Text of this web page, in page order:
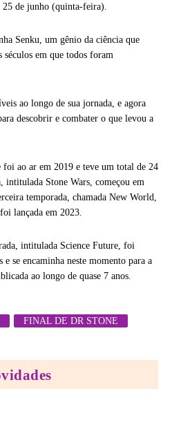
de junho (quinta-feira).
Senku, um gênio da ciência que
séculos em que todos foram
ao longo de sua jornada, e agora
descobrir e combater o que levou a
ao ar em 2019 e teve um total de 24
intitulada Stone Wars, começou em
temporada, chamada New World,
lançada em 2023.
intitulada Science Future, foi
se encaminha neste momento para a
ao longo de quase 7 anos.
FINAL DE DR STONE